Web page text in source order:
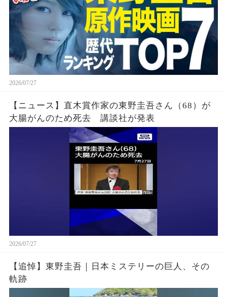
2026/07/27
【ニュース】直木賞作家の東野圭吾さん（68）が
大腸がんのため死去 講談社が発表
2026/07/27
【追悼】東野圭吾｜日本ミステリーの巨人、その
軌跡